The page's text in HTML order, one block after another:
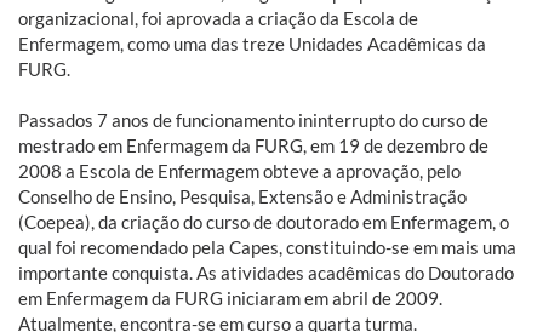
organizacional, foi aprovada a criação da Escola de
Enfermagem, como uma das treze Unidades Acadêmicas da
FURG.
Passados 7 anos de funcionamento ininterrupto do curso de
mestrado em Enfermagem da FURG, em 19 de dezembro de
2008 a Escola de Enfermagem obteve a aprovação, pelo
Conselho de Ensino, Pesquisa, Extensão e Administração
(Coepea), da criação do curso de doutorado em Enfermagem, o
qual foi recomendado pela Capes, constituindo-se em mais uma
importante conquista. As atividades acadêmicas do Doutorado
em Enfermagem da FURG iniciaram em abril de 2009.
Atualmente, encontra-se em curso a quarta turma.